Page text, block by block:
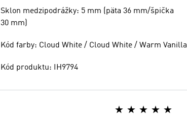
Sklon medzipodrážky: 5 mm (päta 36 mm/špička
30 mm)
Kód farby: Cloud White / Cloud White / Warm Vanilla
Kód produktu: IH9794